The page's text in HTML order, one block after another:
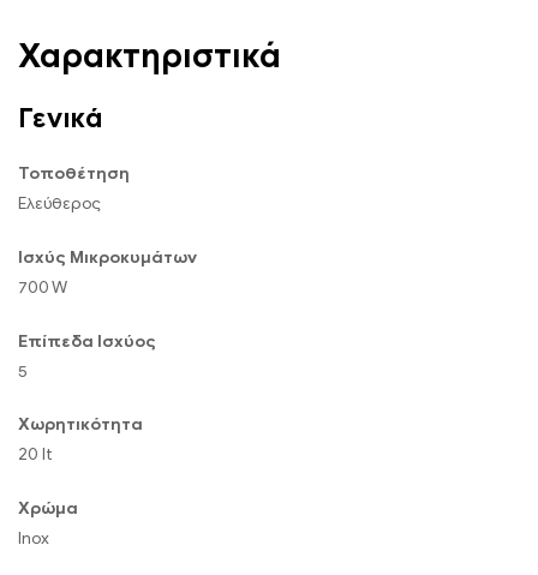
Χαρακτηριστικά
Γενικά
Τοποθέτηση
Ελεύθερος
Ισχύς Μικροκυμάτων
700 W
Επίπεδα Ισχύος
5
Χωρητικότητα
20 lt
Χρώμα
Inox